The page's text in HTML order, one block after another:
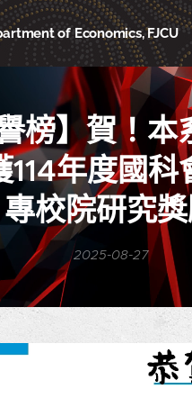
of Economics, FJCU
譽榜】賀！
114年度國科
專校院研究
2025-08-27